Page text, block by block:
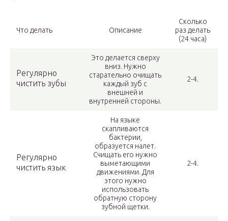
Что делать Описание
Сколько
раз делать
(24 часа)
Регулярно
чистить зубы
Это делается сверху
вниз. Нужно
старательно очищать
каждый зуб с
внешней и
внутренней стороны.
2-4.
Регулярно
чистить язык
На языке
скапливаются
бактерии,
образуется налет.
Счищать его нужно
выметающими
движениями. Для
этого нужно
использовать
обратную сторону
зубной щетки.
2-4.